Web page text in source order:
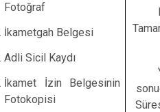
Fotoğraf
İkametgah Belgesi
Adli Sicil Kaydı
İkamet İzin Belgesinin
Fotokopisi